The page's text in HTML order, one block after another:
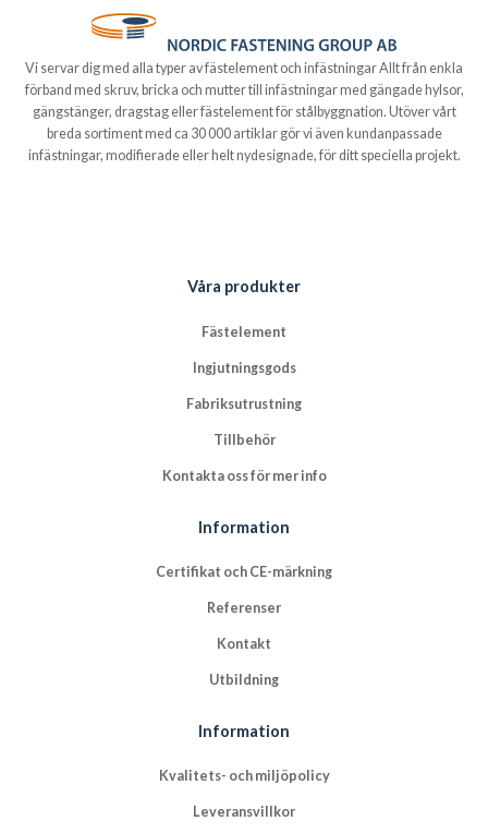
Vi servar dig med alla typer av fästelement och infästningar Allt från enkla
förband med skruv, bricka och mutter till infästningar med gängade hylsor,
gängstänger, dragstag eller fästelement för stålbyggnation. Utöver vårt
breda sortiment med ca 30 000 artiklar gör vi även kundanpassade
infästningar, modifierade eller helt nydesignade, för ditt speciella projekt.
Våra produkter
Fästelement
Ingjutningsgods
Fabriksutrustning
Tillbehör
Kontakta oss för mer info
Information
Certifikat och CE-märkning
Referenser
Kontakt
Utbildning
Information
Kvalitets- och miljöpolicy
Leveransvillkor